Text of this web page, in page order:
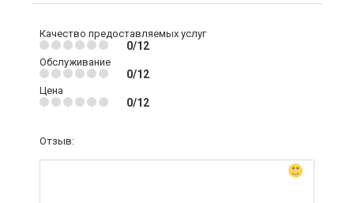
Качество предоставляемых услуг
0/12
Обслуживание
0/12
Цена
0/12
Отзыв: